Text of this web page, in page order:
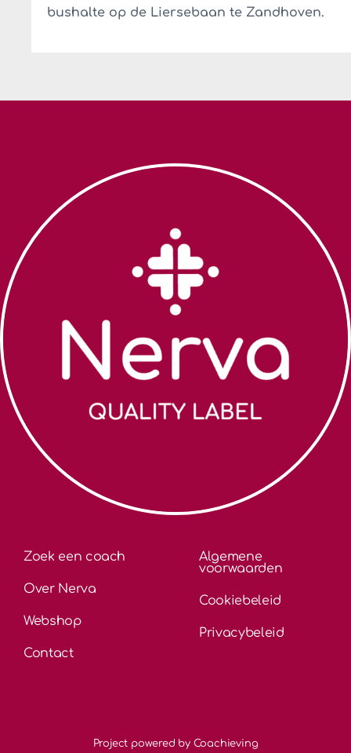
bushalte op de Liersebaan te Zandhoven.
Zoek een coach
Over Nerva
Webshop
Contact
Algemene
voorwaarden
Cookiebeleid
Privacybeleid
Project powered by Coachieving